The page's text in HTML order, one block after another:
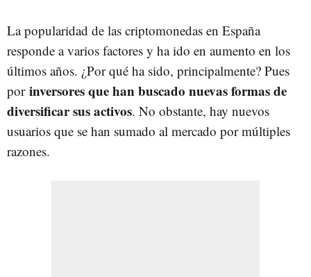
La popularidad de las criptomonedas en España
responde a varios factores y ha ido en aumento en los
últimos años. ¿Por qué ha sido, principalmente? Pues
por inversores que han buscado nuevas formas de
diversificar sus activos. No obstante, hay nuevos
usuarios que se han sumado al mercado por múltiples
razones.